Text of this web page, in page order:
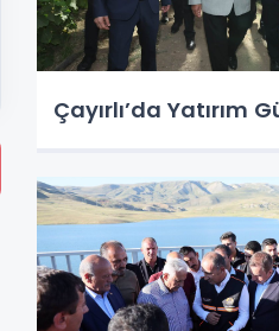
Çayırlı’da Yatırım